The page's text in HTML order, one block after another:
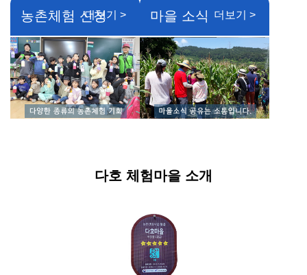
농촌체험 신청더보기 > 마을 소식 더보기 >
다호 체험마을 소개